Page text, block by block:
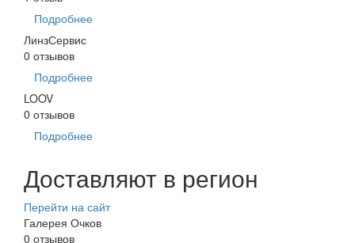
Подробнее
ЛинзСервис
0 отзывов
Подробнее
LOOV
0 отзывов
Подробнее
Доставляют в регион
Перейти на сайт
Галерея Очков
0 отзывов